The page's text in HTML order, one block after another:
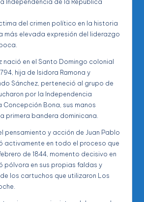
del crimen político en la historia
más elevada expresión del liderazgo
nació en el Santo Domingo colonial
hija de Isidora Ramona y
Sánchez, perteneció al grupo de
por la Independencia
Concepción Bona, sus manos
primera bandera dominicana.
pensamiento y acción de Juan Pablo
activamente en todo el proceso que
de 1844, momento decisivo en
pólvora en sus propias faldas y
los cartuchos que utilizaron Los